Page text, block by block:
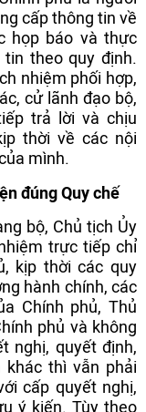
cấp thông tin về
họp báo và thực
theo quy định.
nhiệm phối hợp,
cử lãnh đạo bộ,
trả lời và chịu
thời về các nội
mình.
đúng Quy chế
bộ, Chủ tịch Ủy
trực tiếp chỉ
kịp thời các quy
hành chính, các
Chính phủ, Thủ
phủ và không
nghị, quyết định,
thì vẫn phải
cấp quyết nghị,
ý kiến. Tùy theo